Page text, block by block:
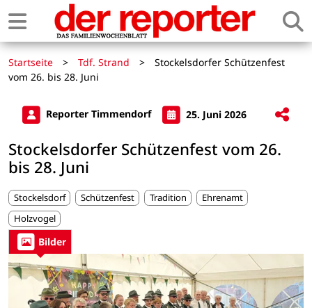
Startseite > Tdf. Strand >
Stockelsdorfer Schützenfest
vom 26. bis 28. Juni
Reporter Timmendorf 25. Juni 2026
Stockelsdorfer Schützenfest vom 26.
bis 28. Juni
Stockelsdorf Schützenfest Tradition
Ehrenamt
Holzvogel
Bilder